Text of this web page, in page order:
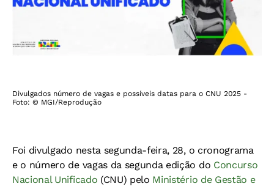
Divulgados número de vagas e possíveis datas para o CNU 2025 -
Foto: © MGI/Reprodução
Foi divulgado nesta segunda-feira, 28, o cronograma
e o número de vagas da segunda edição do Concurso
Nacional Unificado (CNU) pelo Ministério de Gestão e